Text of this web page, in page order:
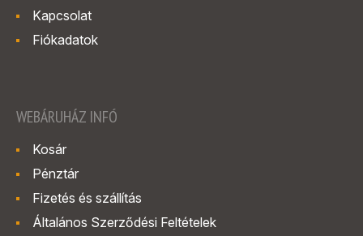
Kapcsolat
Fiókadatok
WEBÁRUHÁZ INFÓ
Kosár
Pénztár
Fizetés és szállítás
Általános Szerződési Feltételek